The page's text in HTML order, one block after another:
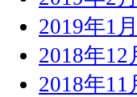
2019年1月
2018年12
2018年11